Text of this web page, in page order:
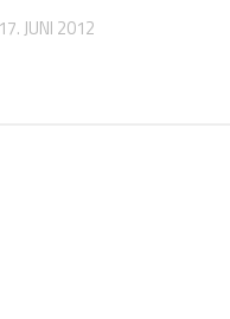
17. JUNI 2012